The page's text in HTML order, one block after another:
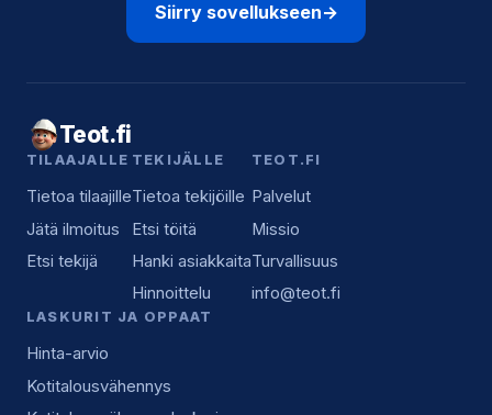
Siirry sovellukseen→
Teot.fi
TILAAJALLE
Tietoa tilaajille
Jätä ilmoitus
Etsi tekijä
TEKIJÄLLE
Tietoa tekijöille
Etsi töitä
Hanki asiakkaita
Hinnoittelu
TEOT.FI
Palvelut
Missio
Turvallisuus
info@teot.fi
LASKURIT JA OPPAAT
Hinta-arvio
Kotitalousvähennys